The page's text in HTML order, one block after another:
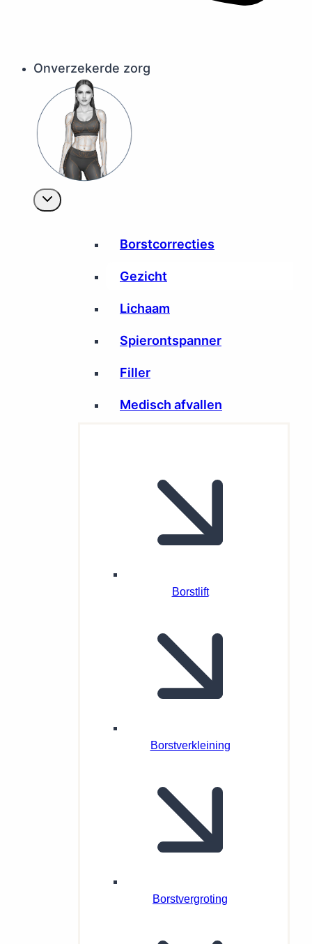
Onverzekerde zorg
Borstcorrecties
Gezicht
Lichaam
Spierontspanner
Filler
Medisch afvallen
Borstlift
Borstverkleining
Borstvergroting